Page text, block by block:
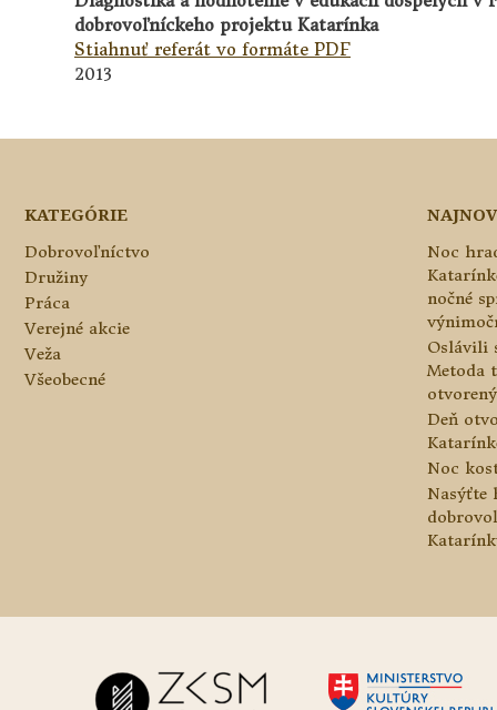
dobrovoľníckeho projektu Katarínka
Stiahnuť referát vo formáte PDF
2013
KATEGÓRIE
Dobrovoľníctvo
Družiny
Práca
Verejné akcie
Veža
Všeobecné
Noc
nočné
Oslávili
Metoda
Deň
Noc
Nasýťte